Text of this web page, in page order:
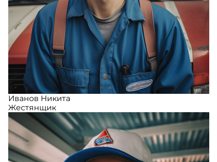
Иванов Никита
Жестянщик